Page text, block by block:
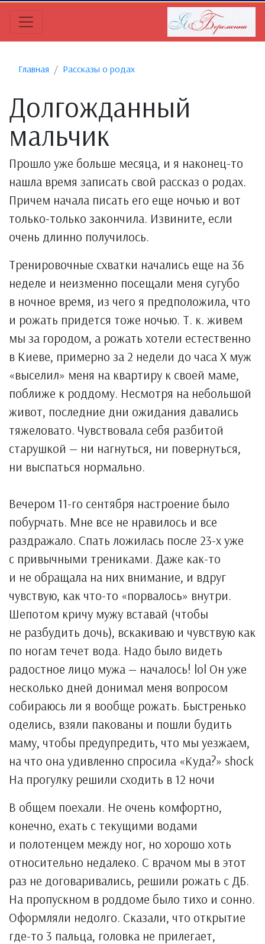
Главная Рассказы о родах
Долгожданный
мальчик
Прошло уже больше месяца, и я наконец-то
нашла время записать свой рассказ о родах.
Причем начала писать его еще ночью и вот
только-только закончила. Извините, если
очень длинно получилось.
Тренировочные схватки начались еще на 36
неделе и неизменно посещали меня сугубо
в ночное время, из чего я предположила, что
и рожать придется тоже ночью. Т. к. живем
мы за городом, а рожать хотели естественно
в Киеве, примерно за 2 недели до часа Х муж
«выселил» меня на квартиру к своей маме,
поближе к роддому. Несмотря на небольшой
живот, последние дни ожидания давались
тяжеловато. Чувствовала себя разбитой
старушкой — ни нагнуться, ни повернуться,
ни выспаться нормально.
Вечером 11-го сентября настроение было
побурчать. Мне все не нравилось и все
раздражало. Спать ложилась после 23-х уже
с привычными трениками. Даже как-то
и не обращала на них внимание, и вдруг
чувствую, как что-то «порвалось» внутри.
Шепотом кричу мужу вставай (чтобы
не разбудить дочь), вскакиваю и чувствую как
по ногам течет вода. Надо было видеть
радостное лицо мужа — началось! lol Он уже
несколько дней донимал меня вопросом
собираюсь ли я вообще рожать. Быстренько
оделись, взяли пакованы и пошли будить
маму, чтобы предупредить, что мы уезжаем,
на что она удивленно спросила «Куда?» shock
На прогулку решили сходить в 12 ночи
В общем поехали. Не очень комфортно,
конечно, ехать с текущими водами
и полотенцем между ног, но хорошо хоть
относительно недалеко. С врачом мы в этот
раз не договаривались, решили рожать с ДБ.
На пропускном в роддоме было тихо и сонно.
Оформляли недолго. Сказали, что открытие
где-то 3 пальца, головка не прилегает,